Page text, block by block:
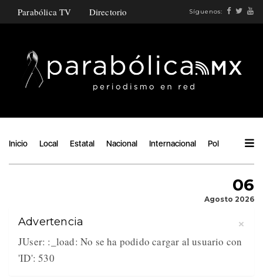
Parabólica TV Directorio Síguenos:
Inicio Local Estatal Nacional Internacional Política
06
Agosto 2026
×
Advertencia
JUser: :_load: No se ha podido cargar al usuario con
'ID': 530